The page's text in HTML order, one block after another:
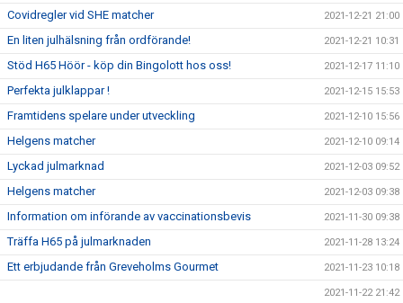
Covidregler vid SHE matcher 2021-12-21 21:00
En liten julhälsning från ordförande! 2021-12-21 10:31
Stöd H65 Höör - köp din Bingolott hos oss! 2021-12-17 11:10
Perfekta julklappar ! 2021-12-15 15:53
Framtidens spelare under utveckling 2021-12-10 15:56
Helgens matcher 2021-12-10 09:14
Lyckad julmarknad 2021-12-03 09:52
Helgens matcher 2021-12-03 09:38
Information om införande av vaccinationsbevis 2021-11-30 09:38
Träffa H65 på julmarknaden 2021-11-28 13:24
Ett erbjudande från Greveholms Gourmet 2021-11-23 10:18
2021-11-22 21:42